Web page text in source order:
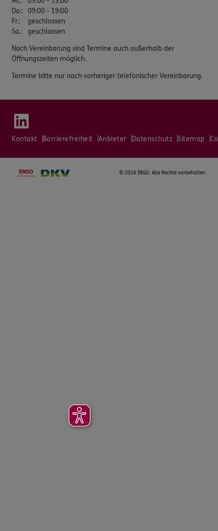
Do.: 09:00 - 19:00
Fr.:
geschlossen
Sa.: geschlossen
Nach Vereinbarung sind Termine auch außerhalb der
Öffnungszeiten möglich.
Termine bitte nur nach vorheriger telefonischer Vereinbarung.
Kontakt Barrierefreiheit Anbieter Datenschutz Sitemap
© 2026 ERGO. Alle Rechte vorbehalten.